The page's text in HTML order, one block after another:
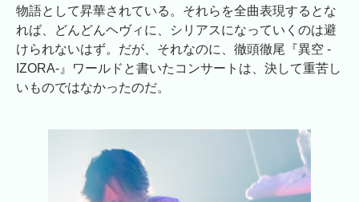
物語として昇華されている。それらを全曲表現するとな
れば、どんどんヘヴィに、シリアスになっていくのは避
けられないはず。だが、それなのに、徹頭徹尾『異空 -
IZORA-』ワールドと書いたコンサートは、決して重苦し
いものではなかったのだ。